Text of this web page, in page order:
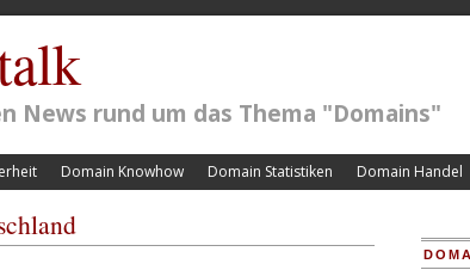
News rund um das Thema "Domains"
Domain Knowhow Domain Statistiken Domain Handel